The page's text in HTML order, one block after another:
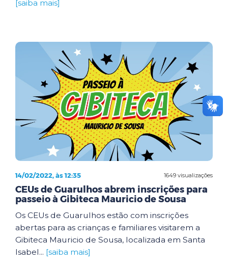
[saiba mais]
1649 visualizações
14/02/2022, às 12:35
CEUs de Guarulhos abrem inscrições para
passeio à Gibiteca Mauricio de Sousa
Os CEUs de Guarulhos estão com inscrições
abertas para as crianças e familiares visitarem a
Gibiteca Mauricio de Sousa, localizada em Santa
Isabel... [saiba mais]